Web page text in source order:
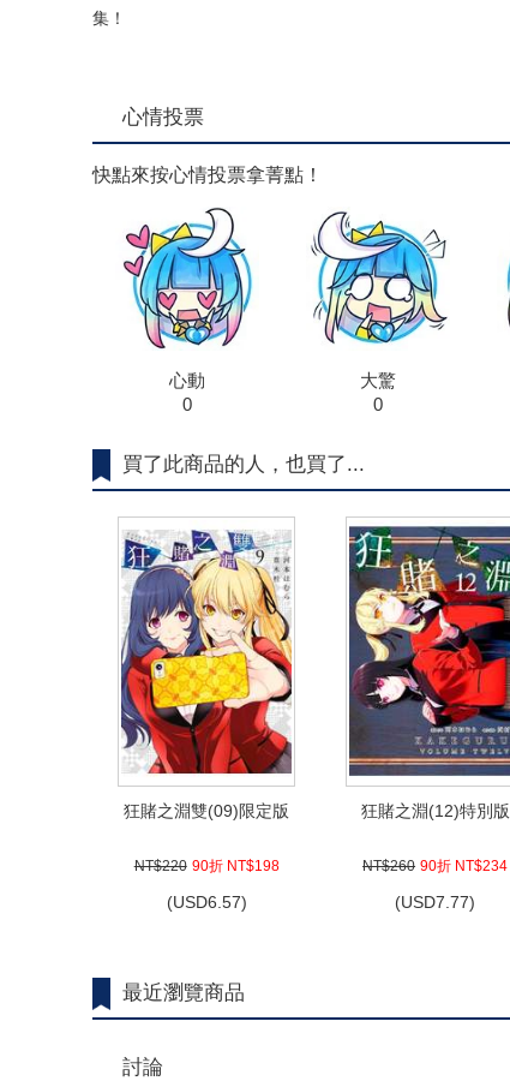
集！
心情投票
快點來按心情投票拿菁點！
心動
0
大驚
0
買了此商品的人，也買了...
狂賭之淵雙(09)限定版
NT$220 90折 NT$198
(USD6.57)
狂賭之淵(12)特別版
NT$260 90折 NT$234
(USD7.77)
最近瀏覽商品
討論